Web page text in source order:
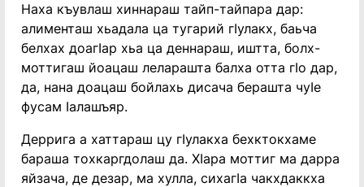
Наха къувлаш хиннараш тайп-тайпара дар:
алименташ хьадала ца тугарий гIулакх, баьча
белхах доагIар хьа ца деннараш, иштта, болх-
моттигаш йоацаш леларашта балха отта гIо дар,
да, нана доацаш бойлахь дисача берашта чуIе
фусам Iалашъяр.
Деррига а хаттараш цу гIулакха бехктокхаме
бараша тохкаргдолаш да. ХIара моттиг ма дарра
яйзача, де дезар, ма хулла, сихагIа чакхдаккха